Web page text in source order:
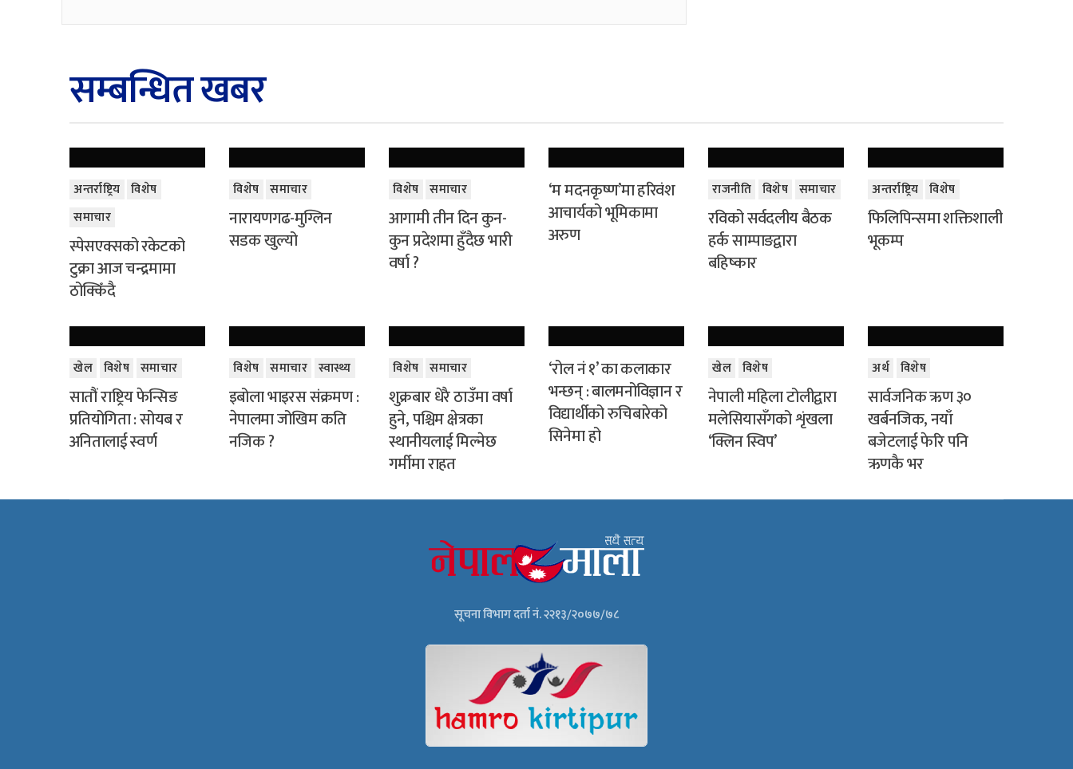
सम्बन्धित खबर
अन्तर्राष्ट्रिय विशेष
समाचार
स्पेसएक्सको रकेटको
टुक्रा आज चन्द्रमामा
ठोक्किँदै
विशेष समाचार
नारायणगढ-मुग्लिन
सडक खुल्यो
विशेष समाचार
आगामी तीन दिन कुन-
कुन प्रदेशमा हुँदैछ भारी
वर्षा ?
‘म मदनकृष्ण’मा हरिवंश
आचार्यको भूमिकामा
अरुण
राजनीति विशेष समाचार
रविको सर्वदलीय बैठक
हर्क साम्पाङद्वारा
बहिष्कार
अन्तर्राष्ट्रिय विशेष
फिलिपिन्समा शक्तिशाली
भूकम्प
खेल विशेष समाचार
सातौं राष्ट्रिय फेन्सिङ
प्रतियोगिता : सोयब र
अनितालाई स्वर्ण
विशेष समाचार स्वास्थ्य
इबोला भाइरस संक्रमण :
नेपालमा जोखिम कति
नजिक ?
विशेष समाचार
शुक्रबार धेरै ठाउँमा वर्षा
हुने, पश्चिम क्षेत्रका
स्थानीयलाई मिल्नेछ
गर्मीमा राहत
‘रोल नं १’ का कलाकार
भन्छन् : बालमनोविज्ञान र
विद्यार्थीको रुचिबारेको
सिनेमा हो
खेल विशेष
नेपाली महिला टोलीद्वारा
मलेसियासँगको शृंखला
‘क्लिन स्विप’
अर्थ विशेष
सार्वजनिक ऋण ३०
खर्बनजिक, नयाँ
बजेटलाई फेरि पनि
ऋणकै भर
सूचना विभाग दर्ता नं. २२१३/२०७७/७८